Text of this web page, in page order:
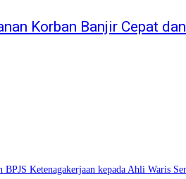
Korban Banjir Cepat
Ketenagakerjaan kepada Ahli Waris